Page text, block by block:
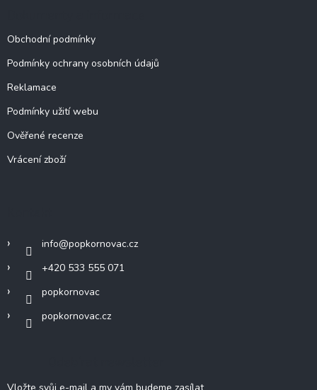
Obchodní podmínky
Podmínky ochrany osobních údajů
Reklamace
Podmínky užití webu
Ověřené recenze
Vrácení zboží
info@popkornovac.cz
+420 533 555 071
popkornovac
popkornovac.cz